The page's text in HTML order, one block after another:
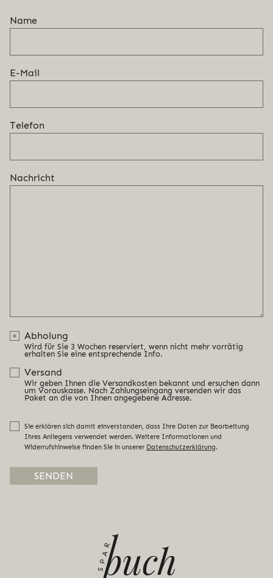
Name
E-Mail
Telefon
Nachricht
Abholung
Wird für Sie 3 Wochen reserviert, wenn nicht mehr vorrätig
erhalten Sie eine entsprechende Info.
Versand
Wir geben Ihnen die Versandkosten bekannt und ersuchen dann
um Vorauskasse. Nach Zahlungseingang versenden wir das
Paket an die von Ihnen angegebene Adresse.
Sie erklären sich damit einverstanden, dass Ihre Daten zur Bearbeitung
Ihres Anliegens verwendet werden. Weitere Informationen und
Widerrufshinweise finden Sie in unserer Datenschutzerklärung.